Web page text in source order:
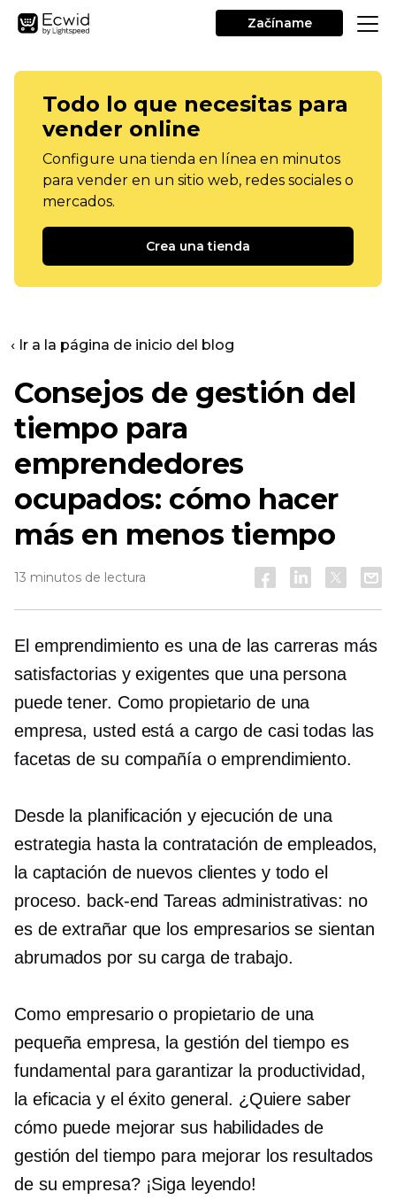
Začíname
Todo lo que necesitas para
vender online
Configure una tienda en línea en minutos
para vender en un sitio web, redes sociales o
mercados.
Crea una tienda
‹ Ir a la página de inicio del blog
Consejos de gestión del
tiempo para
emprendedores
ocupados: cómo hacer
más en menos tiempo
13 minutos de lectura
El emprendimiento es una de las carreras más
satisfactorias y exigentes que una persona
puede tener. Como propietario de una
empresa, usted está a cargo de casi todas las
facetas de su compañía o emprendimiento.
Desde la planificación y ejecución de una
estrategia hasta la contratación de empleados,
la captación de nuevos clientes y todo el
proceso. back-end Tareas administrativas: no
es de extrañar que los empresarios se sientan
abrumados por su carga de trabajo.
Como empresario o propietario de una
pequeña empresa, la gestión del tiempo es
fundamental para garantizar la productividad,
la eficacia y el éxito general. ¿Quiere saber
cómo puede mejorar sus habilidades de
gestión del tiempo para mejorar los resultados
de su empresa? ¡Siga leyendo!